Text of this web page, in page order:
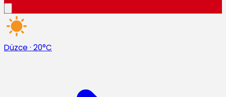
Düzce · 20°C